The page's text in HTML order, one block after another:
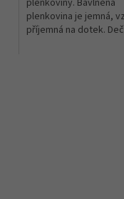
plenkovina je jemná,
příjemná na dotek.